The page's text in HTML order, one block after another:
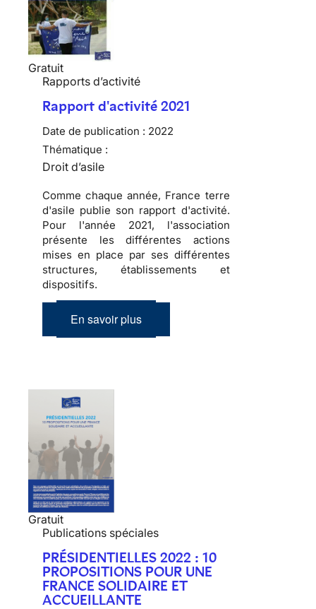
Gratuit
Rapports d’activité
Rapport d'activité 2021
Date de publication : 2022
Thématique :
Droit d’asile
Comme chaque année, France terre
d'asile publie son rapport d'activité.
Pour l'année 2021, l'association
présente les différentes actions
mises en place par ses différentes
structures, établissements et
dispositifs.
En savoir plus
Gratuit
Publications spéciales
PRÉSIDENTIELLES 2022 : 10
PROPOSITIONS POUR UNE
FRANCE SOLIDAIRE ET
ACCUEILLANTE